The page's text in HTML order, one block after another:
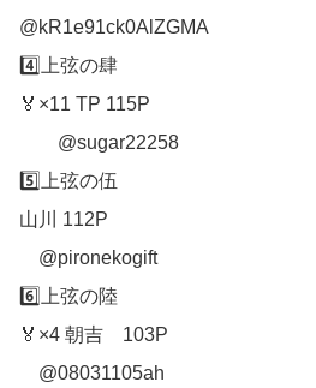
@kR1e91ck0AlZGMA
4️⃣上弦の肆
🏅×11 TP 115P
@sugar22258
5️⃣上弦の伍
山川 112P
@pironekogift
6️⃣上弦の陸
🏅×4 朝吉 103P
@08031105ah